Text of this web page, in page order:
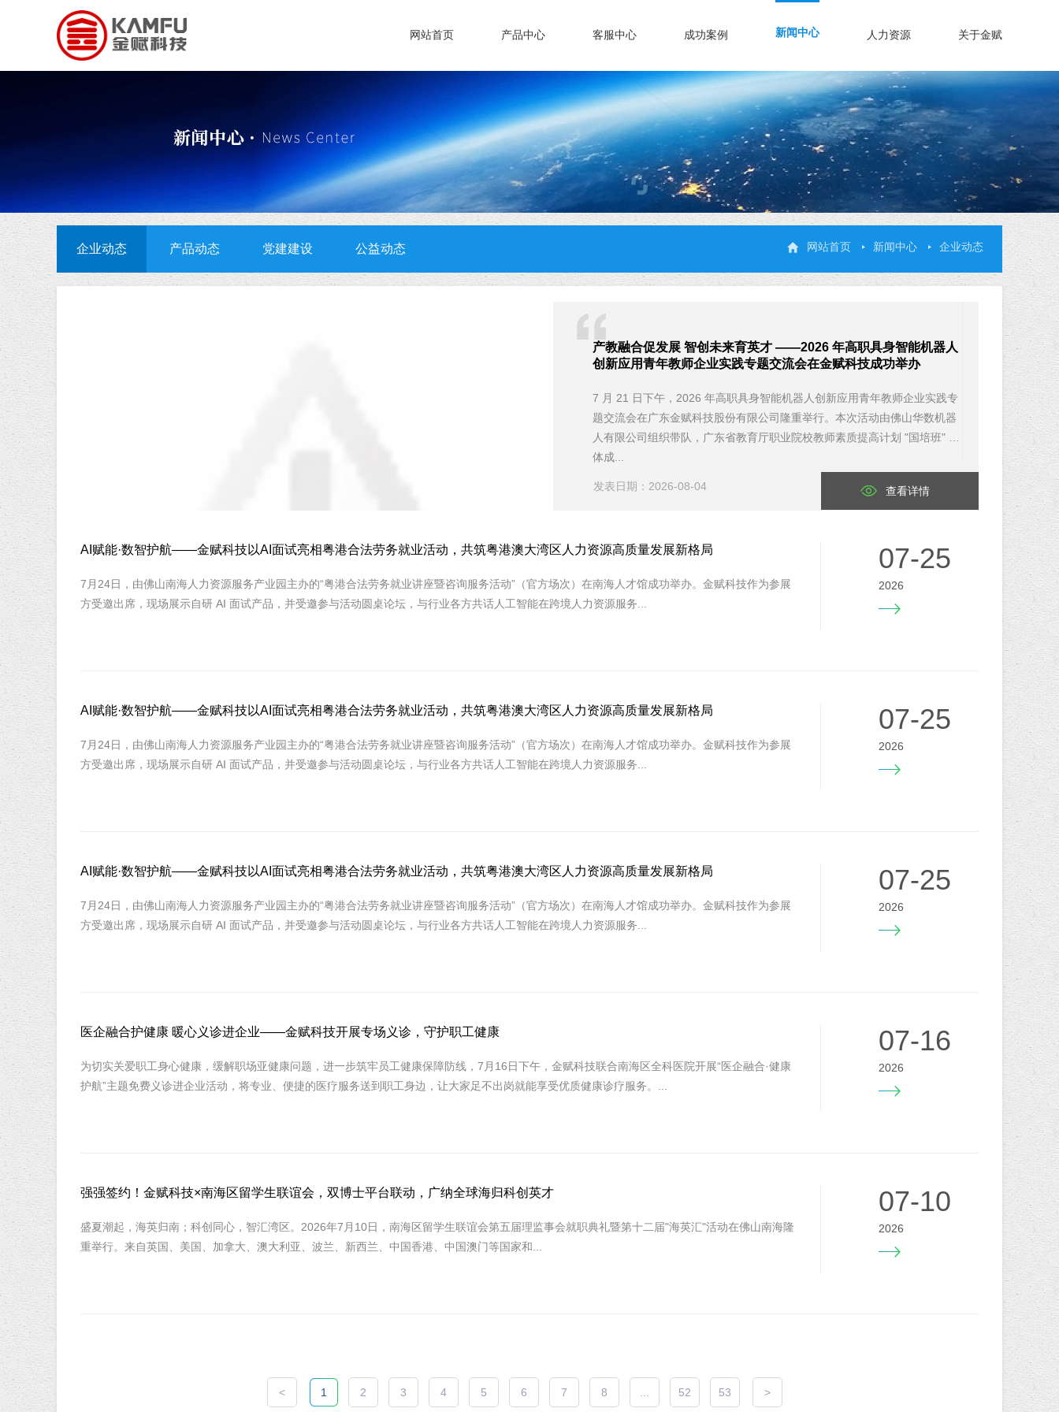
网站首页 产品中心 客服中心 成功案例 新闻中心 人力资源 关于金赋
企业动态 产品动态 党建建设 公益动态 网站首页 新闻中心 企业动态
产教融合促发展 智创未来育英才 ——2026 年高职具身智能机器人
创新应用青年教师企业实践专题交流会在金赋科技成功举办
7 月 21 日下午，2026 年高职具身智能机器人创新应用青年教师企业实践专
题交流会在广东金赋科技股份有限公司隆重举行。本次活动由佛山华数机器
人有限公司组织带队，广东省教育厅职业院校教师素质提高计划 "国培班" 全
体成...
发表日期：2026-08-04 查看详情
AI赋能·数智护航——金赋科技以AI面试亮相粤港合法劳务就业活动，共筑粤港澳大湾区人力资源高质量发展新格局
7月24日，由佛山南海人力资源服务产业园主办的“粤港合法劳务就业讲座暨咨询服务活动”（官方场次）在南海人才馆成功举办。金赋科技作为参展
方受邀出席，现场展示自研 AI 面试产品，并受邀参与活动圆桌论坛，与行业各方共话人工智能在跨境人力资源服务...
07-25
2026
AI赋能·数智护航——金赋科技以AI面试亮相粤港合法劳务就业活动，共筑粤港澳大湾区人力资源高质量发展新格局
7月24日，由佛山南海人力资源服务产业园主办的“粤港合法劳务就业讲座暨咨询服务活动”（官方场次）在南海人才馆成功举办。金赋科技作为参展
方受邀出席，现场展示自研 AI 面试产品，并受邀参与活动圆桌论坛，与行业各方共话人工智能在跨境人力资源服务...
07-25
2026
AI赋能·数智护航——金赋科技以AI面试亮相粤港合法劳务就业活动，共筑粤港澳大湾区人力资源高质量发展新格局
7月24日，由佛山南海人力资源服务产业园主办的“粤港合法劳务就业讲座暨咨询服务活动”（官方场次）在南海人才馆成功举办。金赋科技作为参展
方受邀出席，现场展示自研 AI 面试产品，并受邀参与活动圆桌论坛，与行业各方共话人工智能在跨境人力资源服务...
07-25
2026
医企融合护健康 暖心义诊进企业——金赋科技开展专场义诊，守护职工健康
为切实关爱职工身心健康，缓解职场亚健康问题，进一步筑牢员工健康保障防线，7月16日下午，金赋科技联合南海区全科医院开展“医企融合·健康
护航”主题免费义诊进企业活动，将专业、便捷的医疗服务送到职工身边，让大家足不出岗就能享受优质健康诊疗服务。...
07-16
2026
强强签约！金赋科技×南海区留学生联谊会，双博士平台联动，广纳全球海归科创英才
盛夏潮起，海英归南；科创同心，智汇湾区。2026年7月10日，南海区留学生联谊会第五届理监事会就职典礼暨第十二届"海英汇"活动在佛山南海隆
重举行。来自英国、美国、加拿大、澳大利亚、波兰、新西兰、中国香港、中国澳门等国家和...
07-10
2026
< 1 2 3 4 5 6 7 8 52 53 >